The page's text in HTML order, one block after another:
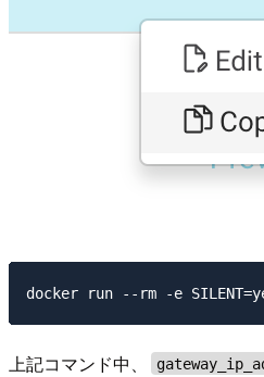
上記コマンド中、